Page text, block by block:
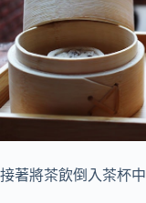
接著將茶飲倒入茶杯中